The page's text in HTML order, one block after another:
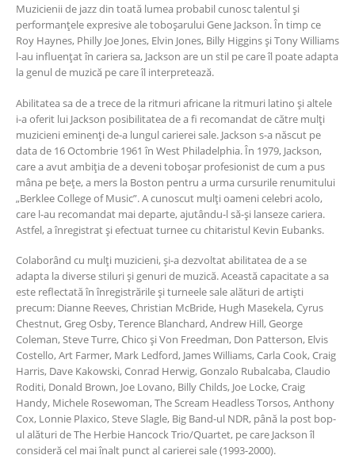
Muzicienii de jazz din toată lumea probabil cunosc talentul și
performanțele expresive ale toboșarului Gene Jackson. În timp ce
Roy Haynes, Philly Joe Jones, Elvin Jones, Billy Higgins și Tony Williams
l-au influențat în cariera sa, Jackson are un stil pe care îl poate adapta
la genul de muzică pe care îl interpretează.
Abilitatea sa de a trece de la ritmuri africane la ritmuri latino și altele
i-a oferit lui Jackson posibilitatea de a fi recomandat de către mulți
muzicieni eminenți de-a lungul carierei sale. Jackson s-a născut pe
data de 16 Octombrie 1961 în West Philadelphia. În 1979, Jackson,
care a avut ambiția de a deveni toboșar profesionist de cum a pus
mâna pe bețe, a mers la Boston pentru a urma cursurile renumitului
„Berklee College of Music”. A cunoscut mulți oameni celebri acolo,
care l-au recomandat mai departe, ajutându-l să-și lanseze cariera.
Astfel, a înregistrat și efectuat turnee cu chitaristul Kevin Eubanks.
Colaborând cu mulți muzicieni, și-a dezvoltat abilitatea de a se
adapta la diverse stiluri și genuri de muzică. Această capacitate a sa
este reflectată în înregistrările și turneele sale alături de artiști
precum: Dianne Reeves, Christian McBride, Hugh Masekela, Cyrus
Chestnut, Greg Osby, Terence Blanchard, Andrew Hill, George
Coleman, Steve Turre, Chico și Von Freedman, Don Patterson, Elvis
Costello, Art Farmer, Mark Ledford, James Williams, Carla Cook, Craig
Harris, Dave Kakowski, Conrad Herwig, Gonzalo Rubalcaba, Claudio
Roditi, Donald Brown, Joe Lovano, Billy Childs, Joe Locke, Craig
Handy, Michele Rosewoman, The Scream Headless Torsos, Anthony
Cox, Lonnie Plaxico, Steve Slagle, Big Band-ul NDR, până la post bop-
ul alături de The Herbie Hancock Trio/Quartet, pe care Jackson îl
consideră cel mai înalt punct al carierei sale (1993-2000).